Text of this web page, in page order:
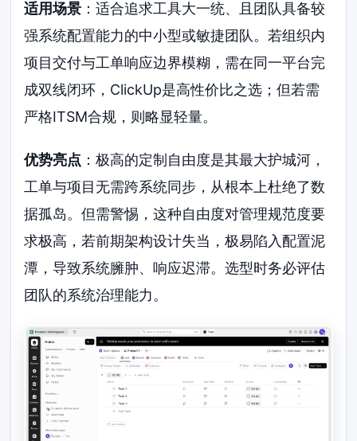
适用场景 ：适合追求工具大一统、且团队具备较
强系统配置能力的中小型或敏捷团队。若组织内
项目交付与工单响应边界模糊，需在同一平台完
成双线闭环，ClickUp是高性价比之选；但若需
严格ITSM合规，则略显轻量。
优势亮点 ：极高的定制自由度是其最大护城河，
工单与项目无需跨系统同步，从根本上杜绝了数
据孤岛。但需警惕，这种自由度对管理规范度要
求极高，若前期架构设计失当，极易陷入配置泥
潭，导致系统臃肿、响应迟滞。选型时务必评估
团队的系统治理能力。